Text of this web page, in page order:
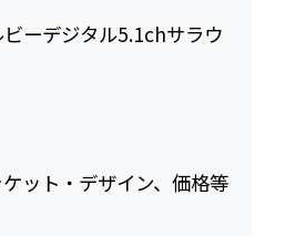
ーデジタル5.1chサラウ
ット・デザイン、価格等